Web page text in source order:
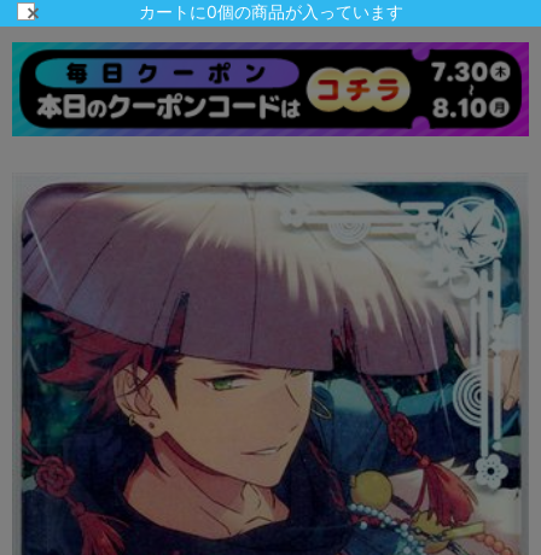
カートに0個の商品が入っています